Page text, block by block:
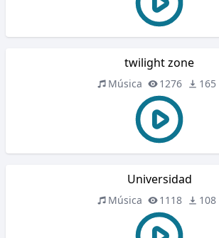
twilight zone
Música 1276 165
Universidad
Música 1118 108